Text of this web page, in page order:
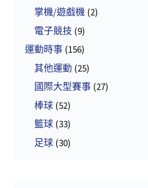
掌機/遊戲機 (2)
電子競技 (9)
運動時事 (156)
其他運動 (25)
國際大型賽事 (27)
棒球 (52)
籃球 (33)
足球 (30)